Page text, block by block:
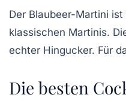
Der Blaubeer-Martini ist
klassischen Martinis.
echter Hingucker. Für
Die besten